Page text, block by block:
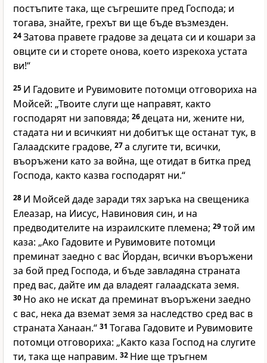
постъпите така, ще съгрешите пред Господа; и
тогава, знайте, грехът ви ще бъде възмезден.
24Затова правете градове за децата си и кошари за
овците си и сторете онова, което изрекоха устата
ви!“
25 И Гадовите и Рувимовите потомци отговориха на
Мойсей: „Твоите слуги ще направят, както
господарят ни заповяда; 26децата ни, жените ни,
стадата ни и всичкият ни добитък ще останат тук, в
Галаадските градове, 27а слугите ти, всички,
въоръжени като за война, ще отидат в битка пред
Господа, както казва господарят ни.“
28 И Мойсей даде заради тях заръка на свещеника
Елеазар, на Иисус, Навиновия син, и на
предводителите на израилските племена; 29той им
каза: „Ако Гадовите и Рувимовите потомци
преминат заедно с вас Йордан, всички въоръжени
за бой пред Господа, и бъде завладяна страната
пред вас, дайте им да владеят галаадската земя.
30 Но ако не искат да преминат въоръжени заедно
с вас, нека да вземат земя за наследство сред вас в
страната Ханаан.“ 31 Тогава Гадовите и Рувимовите
потомци отговориха: „Както каза Господ на слугите
ти, така ще направим. 32 Ние ще тръгнем